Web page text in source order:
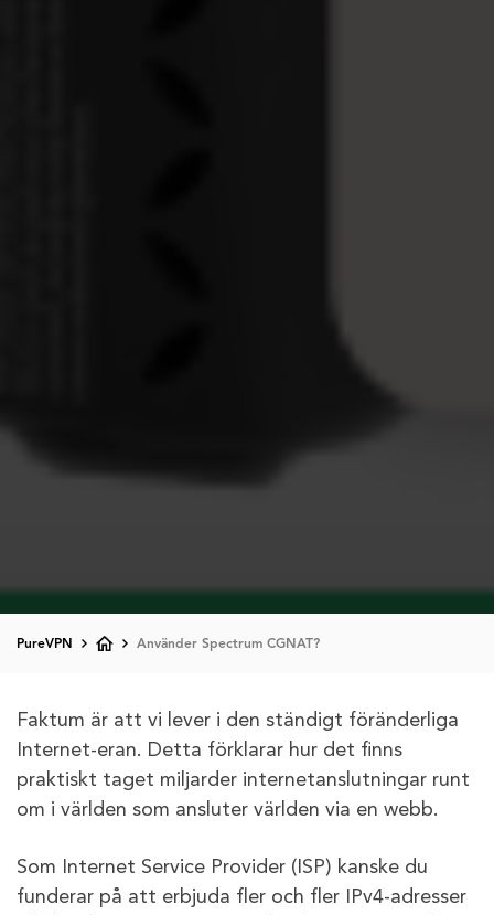
PureVPN Använder Spectrum CGNAT?
Faktum är att vi lever i den ständigt föränderliga
Internet-eran. Detta förklarar hur det finns
praktiskt taget miljarder internetanslutningar runt
om i världen som ansluter världen via en webb.
Som Internet Service Provider (ISP) kanske du
funderar på att erbjuda fler och fler IPv4-adresser